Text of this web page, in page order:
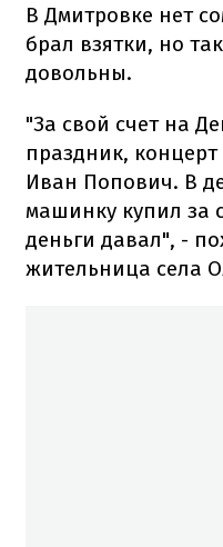
В Дмитровке нет
брал взятки, но
довольны.
"За свой счет на
праздник,
Иван Попович. В
машинку купил за
деньги давал", -
жительница села